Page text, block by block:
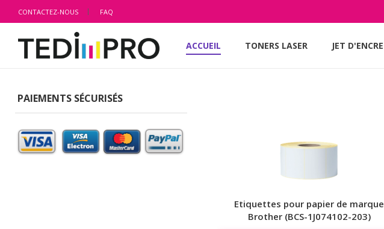
CONTACTEZ-NOUS FAQ
ACCUEIL TONERS LASER JET D'ENCRE
PAIEMENTS SÉCURISÉS
Etiquettes pour papier de marque
Brother (BCS-1J074102-203)